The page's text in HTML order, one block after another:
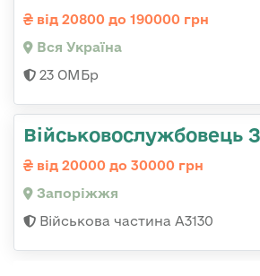
від 20800 до 190000 грн
Вся Україна
23 ОМБр
Військовослужбовець
від 20000 до 30000 грн
Запоріжжя
Військова частина А3130